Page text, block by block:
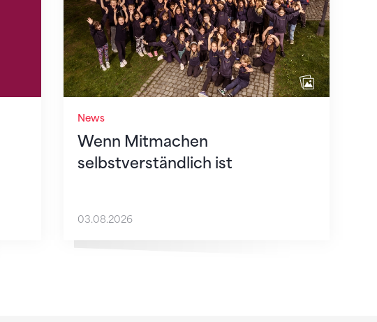
News
Wenn Mitmachen
selbstverständlich ist
03.08.2026